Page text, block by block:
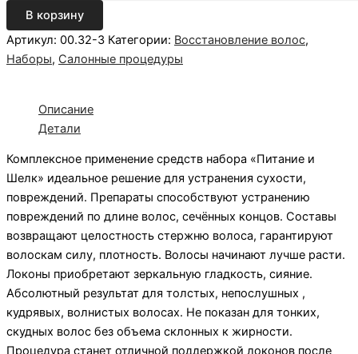
В корзину
Артикул: 00.32-3 Категории: Восстановление волос,
Наборы, Салонные процедуры
Описание
Детали
Комплексное применение средств набора «Питание и
Шелк» идеальное решение для устранения сухости,
повреждений. Препараты способствуют устранению
повреждений по длине волос, сечённых концов. Составы
возвращают целостность стержню волоса, гарантируют
волоскам силу, плотность. Волосы начинают лучше расти.
Локоны приобретают зеркальную гладкость, сияние.
Абсолютный результат для толстых, непослушных ,
кудрявых, волнистых волосах. Не показан для тонких,
скудных волос без объема склонных к жирности.
Процедура станет отличной поддержкой локонов после